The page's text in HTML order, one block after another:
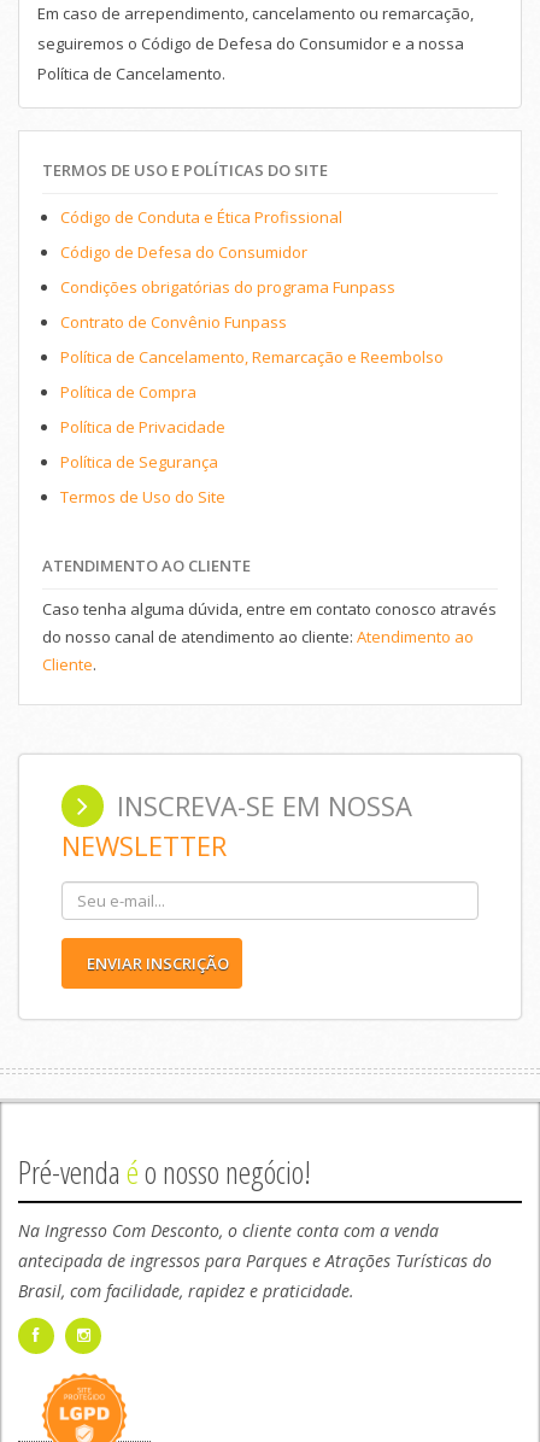
Em caso de arrependimento, cancelamento ou remarcação,
seguiremos o Código de Defesa do Consumidor e a nossa
Política de Cancelamento.
TERMOS DE USO E POLÍTICAS DO SITE
Código de Conduta e Ética Profissional
Código de Defesa do Consumidor
Condições obrigatórias do programa Funpass
Contrato de Convênio Funpass
Política de Cancelamento, Remarcação e Reembolso
Política de Compra
Política de Privacidade
Política de Segurança
Termos de Uso do Site
ATENDIMENTO AO CLIENTE
Caso tenha alguma dúvida, entre em contato conosco através
do nosso canal de atendimento ao cliente: Atendimento ao
Cliente.
INSCREVA-SE EM NOSSA
NEWSLETTER
ENVIAR INSCRIÇÃO
Pré-vendaéo nosso negócio!
Na Ingresso Com Desconto, o cliente conta com a venda
antecipada de ingressos para Parques e Atrações Turísticas do
Brasil, com facilidade, rapidez e praticidade.